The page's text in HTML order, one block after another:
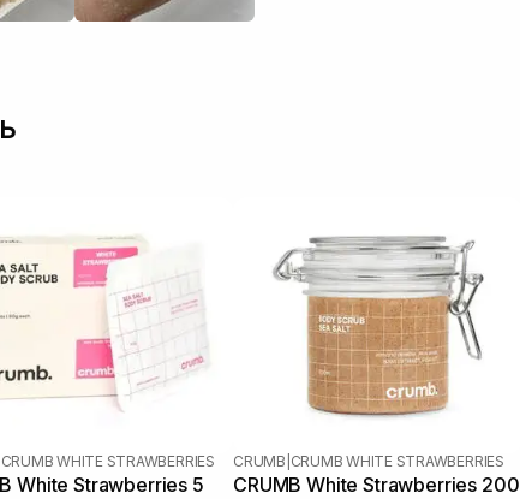
CRUMB WHITE STRAWBERRIES
White Strawberries 5
CRUMB CRUMB WHITE STRAWBERRIES
CRUMB White Strawberries 200